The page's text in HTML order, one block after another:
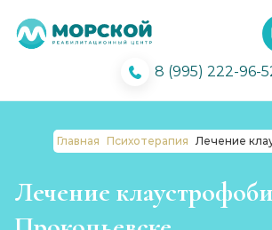
8 (995) 222-96-
Главная Психотерапия Лечение
Лечение